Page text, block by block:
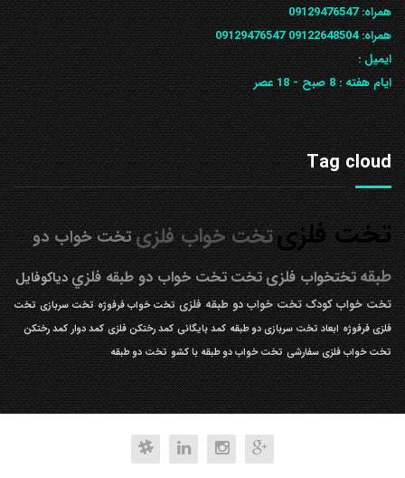
همراه:09129476547
همراه: 09122648504
09129476547
ایمیل :
ایام هفته :8 صبح - 18 عصر
Tag cloud
تخت فلزیتخت خواب فلزیتخت خواب دو
طبقه تختخواب فلزیتختتخت خواب دو طبقه فلزيدیاکوفایل
تخت خواب کودک تخت خواب دو طبقه فلزی تخت خواب فرفوژه تخت سربازی تخت
فلزی فرفوژه ابعاد تخت سربازی دو طبقه کمد بایگانی کمد رختکن فلزی کمد دوار کمد رختکن
تخت خواب فلزی سفارشی تخت خواب دو طبقه با کشو تخت دو طبقه